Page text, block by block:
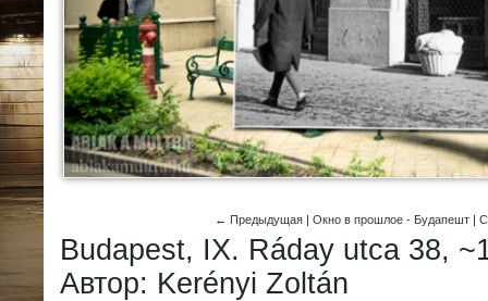
← Предыдущая | Окно в прошлое - Будапешт |
Budapest, IX. Ráday utca 38,
Автор: Kerényi Zoltán